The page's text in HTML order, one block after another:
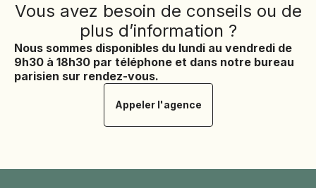
Vous avez besoin de conseils ou de
plus d’information ?
Nous sommes disponibles du lundi au vendredi de
9h30 à 18h30 par téléphone et dans notre bureau
parisien sur rendez-vous.
Appeler l'agence